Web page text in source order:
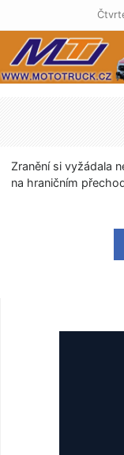
Zranění si vyžádala
na hraničním